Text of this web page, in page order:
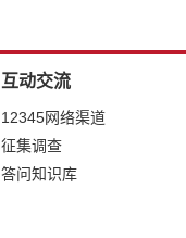
互动交流
12345网络渠道
征集调查
答问知识库